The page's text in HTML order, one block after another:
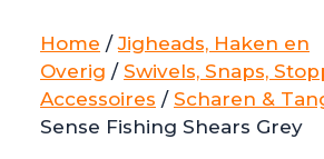
Home /Jigheads, Haken en
Overig / Swivels, Snaps,
Accessoires / Scharen &
Sense Fishing Shears Grey